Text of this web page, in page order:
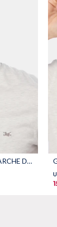
GORRO VISER DE LONA CON PARCHE DE GOMA - Azul